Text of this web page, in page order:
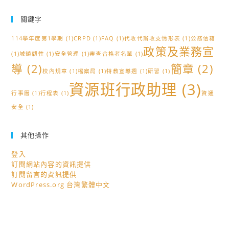
關鍵字
114學年度第1學期 (1)CRPD (1)FAQ (1)代收代辦收支情形表 (1)公務信箱
(1)城鎮韌性 (1)安全管理 (1)審查合格者名單 (1)政策及業務宣
導 (2)校內規章 (1)檔案局 (1)特教宣導週 (1)研習 (1) 簡章 (2)
行事曆 (1)行程表 (1)資源班行政助理 (3)資通
安全 (1)
其他操作
登入
訂閱網站內容的資訊提供
訂閱留言的資訊提供
WordPress.org 台灣繁體中文